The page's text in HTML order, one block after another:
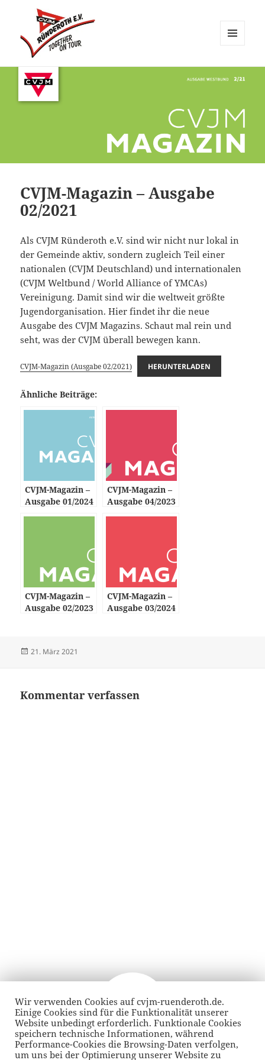
CVJM Ründeroth
WIDGETS
CVJM-Magazin – Ausgabe
02/2021
Als CVJM Ründeroth e.V. sind wir nicht nur lokal in
der Gemeinde aktiv, sondern zugleich Teil einer
nationalen (CVJM Deutschland) und internationalen
(CVJM Weltbund / World Alliance of YMCAs)
Vereinigung. Damit sind wir die weltweit größte
Jugendorganisation. Hier findet ihr die neue
Ausgabe des CVJM Magazins. Schaut mal rein und
seht, was der CVJM überall bewegen kann.
CVJM-Magazin (Ausgabe 02/2021) HERUNTERLADEN
Ähnliche Beiträge:
CVJM-Magazin –
Ausgabe 01/2024
CVJM-Magazin –
Ausgabe 04/2023
CVJM-Magazin –
Ausgabe 02/2023
CVJM-Magazin –
Ausgabe 03/2024
Veröffentlicht
21. März 2021
Kommentar verfassen
Beitragsnavigation
VORHERIGER
Vorheriger
Beitrag:
over the years & through the land:
episode 11
Wir verwenden Cookies auf cvjm-ruenderoth.de.
Einige Cookies sind für die Funktionalität unserer
Website unbedingt erforderlich. Funktionale Cookies
speichern technische Informationen, während
Performance-Cookies die Browsing-Daten verfolgen,
um uns bei der Optimierung unserer Website zu